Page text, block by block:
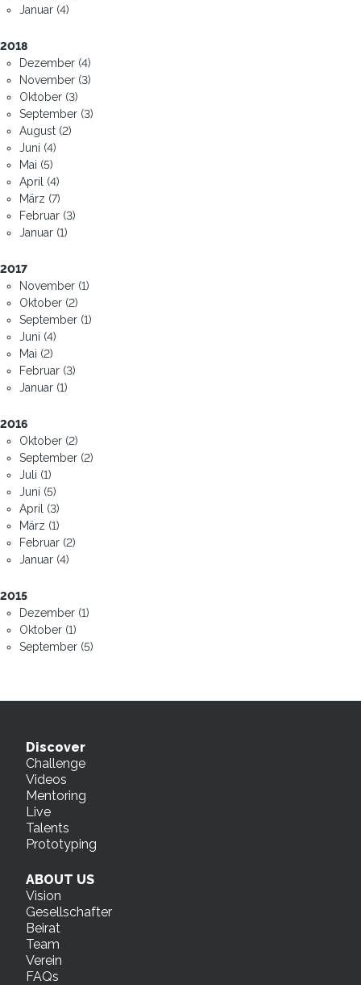
Januar (4)
2018
Dezember (4)
November (3)
Oktober (3)
September (3)
August (2)
Juni (4)
Mai (5)
April (4)
März (7)
Februar (3)
Januar (1)
2017
November (1)
Oktober (2)
September (1)
Juni (4)
Mai (2)
Februar (3)
Januar (1)
2016
Oktober (2)
September (2)
Juli (1)
Juni (5)
April (3)
März (1)
Februar (2)
Januar (4)
2015
Dezember (1)
Oktober (1)
September (5)
Discover
Challenge
Videos
Mentoring
Live
Talents
Prototyping
ABOUT US
Vision
Gesellschafter
Beirat
Team
Verein
FAQs